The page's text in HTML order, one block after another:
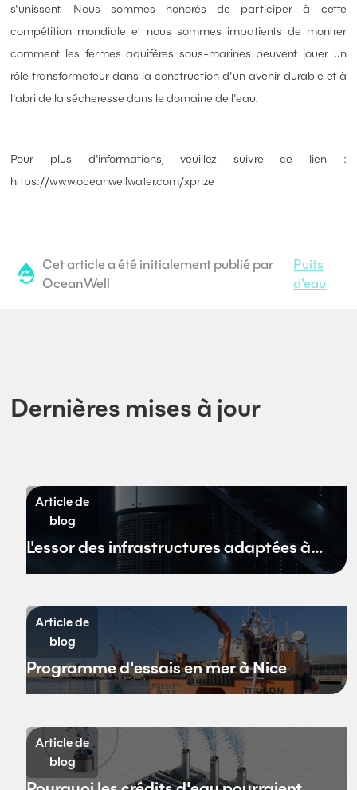
s'unissent. Nous sommes honorés de participer à cette
compétition mondiale et nous sommes impatients de montrer
comment les fermes aquifères sous-marines peuvent jouer un
rôle transformateur dans la construction d'un avenir durable et à
l'abri de la sécheresse dans le domaine de l'eau.
Pour plus d'informations, veuillez suivre ce lien :
https://www.oceanwellwater.com/xprize
Cet article a été initialement publié par
OceanWell
Puits
d'eau
Dernières mises à jour
Article de
blog
L'essor des infrastructures adaptées à
l'environnement aquatique
Article de
blog
Programme d'essais en mer à Nice
Article de
blog